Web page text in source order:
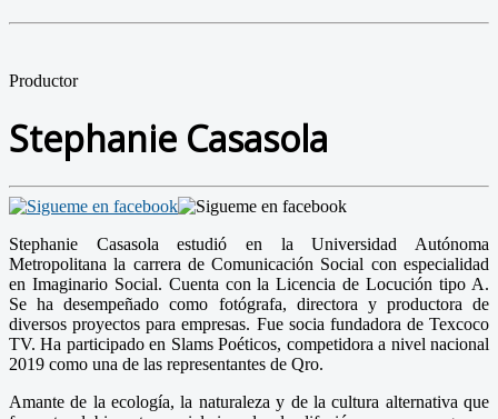
Productor
Stephanie Casasola
Stephanie Casasola estudió en la Universidad Autónoma
Metropolitana la carrera de Comunicación Social con especialidad
en Imaginario Social. Cuenta con la Licencia de Locución tipo A.
Se ha desempeñado como fotógrafa, directora y productora de
diversos proyectos para empresas. Fue socia fundadora de Texcoco
TV. Ha participado en Slams Poéticos, competidora a nivel nacional
2019 como una de las representantes de Qro.
Amante de la ecología, la naturaleza y de la cultura alternativa que